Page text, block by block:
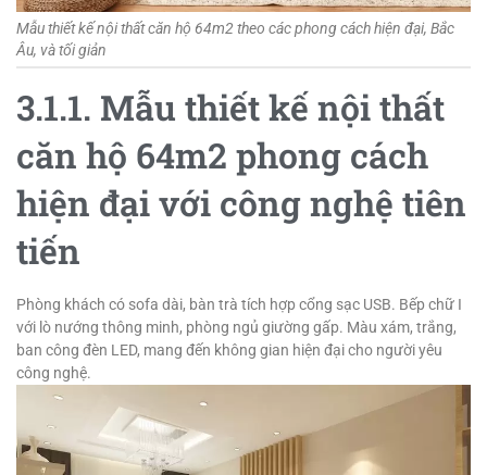
Mẫu thiết kế nội thất căn hộ 64m2 theo các phong cách hiện đại, Bắc
Âu, và tối giản
3.1.1. Mẫu thiết kế nội thất
căn hộ 64m2 phong cách
hiện đại với công nghệ tiên
tiến
Phòng khách có sofa dài, bàn trà tích hợp cổng sạc USB. Bếp chữ I
với lò nướng thông minh, phòng ngủ giường gấp. Màu xám, trắng,
ban công đèn LED, mang đến không gian hiện đại cho người yêu
công nghệ.